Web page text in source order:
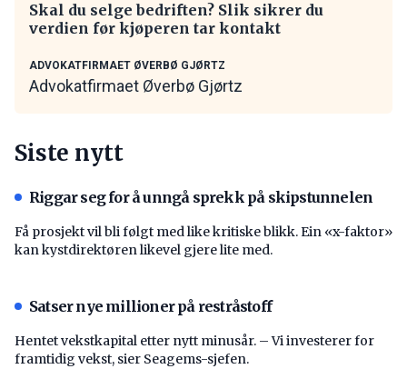
Skal du selge bedriften? Slik sikrer du
verdien før kjøperen tar kontakt
ADVOKATFIRMAET ØVERBØ GJØRTZ
Advokatfirmaet Øverbø Gjørtz
Siste nytt
Riggar seg for å unngå sprekk på skipstunnelen
Få prosjekt vil bli følgt med like kritiske blikk. Ein «x-faktor»
kan kystdirektøren likevel gjere lite med.
Satser nye millioner på restråstoff
Hentet vekstkapital etter nytt minusår. – Vi investerer for
framtidig vekst, sier Seagems-sjefen.